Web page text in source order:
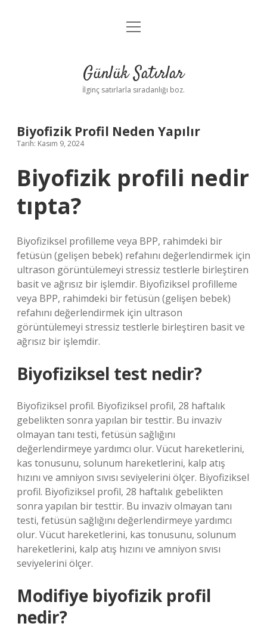
Anasayfa
Yasal Uyarı
menüyü
Günlük Satırlar
İlginç satırlarla sıradanlığı boz.
Biyofizik Profil Neden Yapılır
Tarih: Kasım 9, 2024
Biyofizik profili nedir
tıpta?
Biyofiziksel profilleme veya BPP, rahimdeki bir
fetüsün (gelişen bebek) refahını değerlendirmek için
ultrason görüntülemeyi stressiz testlerle birleştiren
basit ve ağrısız bir işlemdir. Biyofiziksel profilleme
veya BPP, rahimdeki bir fetüsün (gelişen bebek)
refahını değerlendirmek için ultrason
görüntülemeyi stressiz testlerle birleştiren basit ve
ağrısız bir işlemdir.
Biyofiziksel test nedir?
Biyofiziksel profil. Biyofiziksel profil, 28 haftalık
gebelikten sonra yapılan bir testtir. Bu invaziv
olmayan tanı testi, fetüsün sağlığını
değerlendirmeye yardımcı olur. Vücut hareketlerini,
kas tonusunu, solunum hareketlerini, kalp atış
hızını ve amniyon sıvısı seviyelerini ölçer. Biyofiziksel
profil. Biyofiziksel profil, 28 haftalık gebelikten
sonra yapılan bir testtir. Bu invaziv olmayan tanı
testi, fetüsün sağlığını değerlendirmeye yardımcı
olur. Vücut hareketlerini, kas tonusunu, solunum
hareketlerini, kalp atış hızını ve amniyon sıvısı
seviyelerini ölçer.
Modifiye biyofizik profil
nedir?